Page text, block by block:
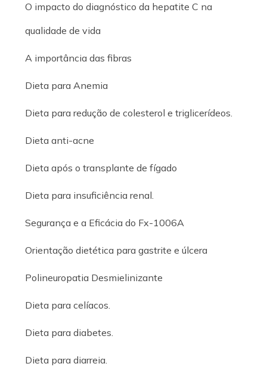
O impacto do diagnóstico da hepatite C na
qualidade de vida
A importância das fibras
Dieta para Anemia
Dieta para redução de colesterol e triglicerídeos.
Dieta anti-acne
Dieta após o transplante de fígado
Dieta para insuficiência renal.
Segurança e a Eficácia do Fx-1006A
Orientação dietética para gastrite e úlcera
Polineuropatia Desmielinizante
Dieta para celíacos.
Dieta para diabetes.
Dieta para diarreia.